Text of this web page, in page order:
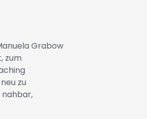
Grabow
zum
zu
nahbar,